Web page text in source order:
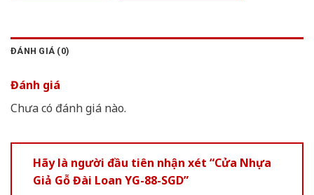
ĐÁNH GIÁ (0)
Đánh giá
Chưa có đánh giá nào.
Hãy là người đầu tiên nhận xét “Cửa Nhựa
Giả Gỗ Đài Loan YG-88-SGD”